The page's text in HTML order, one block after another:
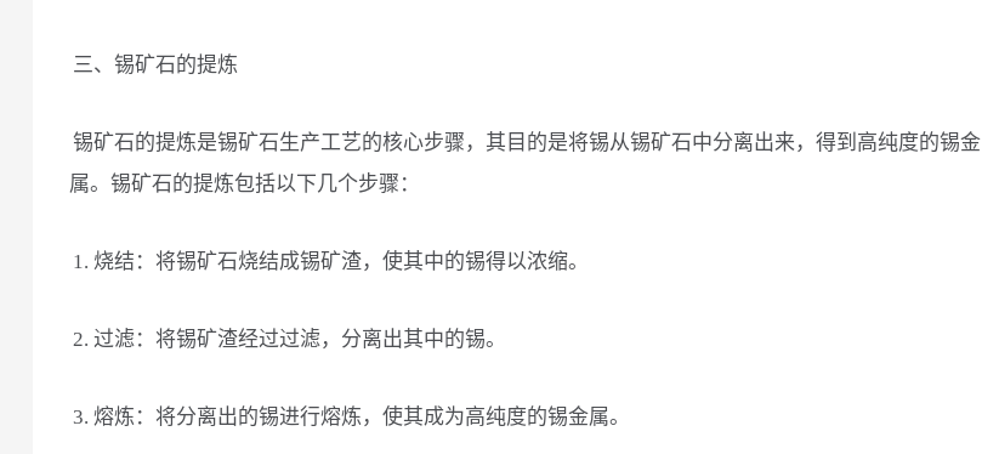
三、锡矿石的提炼
锡矿石的提炼是锡矿石生产工艺的核心步骤，其目的是将锡从锡矿石中分离出来，得到高纯度的锡金
属。锡矿石的提炼包括以下几个步骤：
1. 烧结：将锡矿石烧结成锡矿渣，使其中的锡得以浓缩。
2. 过滤：将锡矿渣经过过滤，分离出其中的锡。
3. 熔炼：将分离出的锡进行熔炼，使其成为高纯度的锡金属。